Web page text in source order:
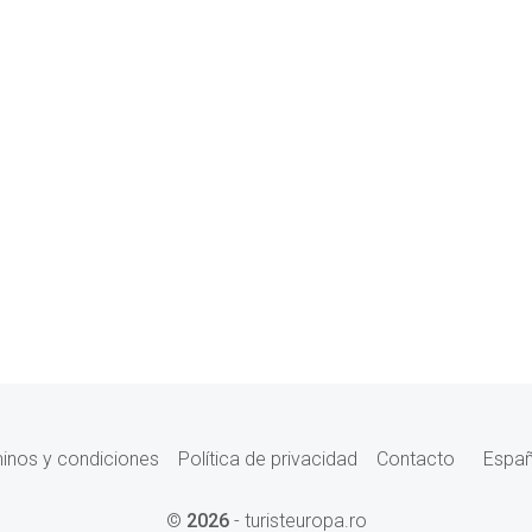
y condiciones Política de privacidad Contacto
© 2026- turisteuropa.ro